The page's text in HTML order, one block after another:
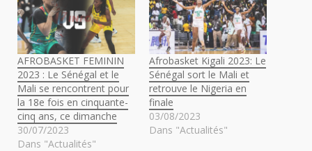
AFROBASKET FEMININ
2023 : Le Sénégal et le
Mali se rencontrent pour
la 18e fois en cinquante-
cinq ans, ce dimanche
30/07/2023
Dans "Actualités"
Afrobasket Kigali 2023: Le
Sénégal sort le Mali et
retrouve le Nigeria en
finale
03/08/2023
Dans "Actualités"